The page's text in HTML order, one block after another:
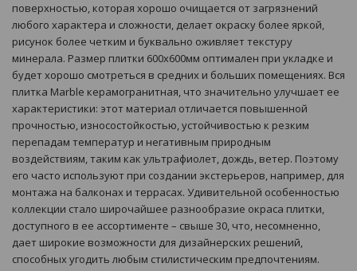
поверхностью, которая хорошо очищается от загрязнений
любого характера и сложности, делает окраску более яркой,
рисунок более четким и буквально оживляет текстуру
минерала. Размер плитки 600х600мм оптимален при укладке и
будет хорошо смотреться в средних и больших помещениях. Вся
плитка Marble керамогранитная, что значительно улучшает ее
характеристики: этот материал отличается повышенной
прочностью, износостойкостью, устойчивостью к резким
перепадам температур и негативным природным
воздействиям, таким как ультрафиолет, дождь, ветер. Поэтому
его часто используют при создании экстерьеров, например, для
монтажа на балконах и террасах. Удивительной особенностью
коллекции стало широчайшее разнообразие окраса плитки,
доступного в ее ассортименте – свыше 30, что, несомненно,
дает широкие возможности для дизайнерских решений,
способных угодить любым стилистическим предпочтениям.